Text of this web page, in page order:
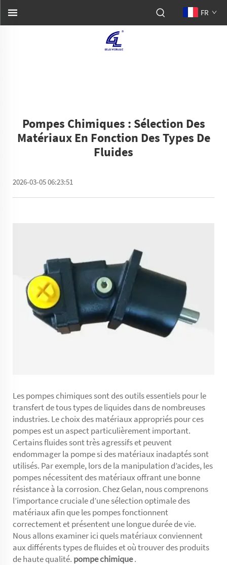
FR
Pompes Chimiques : Sélection Des
Matériaux En Fonction Des Types De
Fluides
2026-03-05 06:23:51
Les pompes chimiques sont des outils essentiels pour le
transfert de tous types de liquides dans de nombreuses
industries. Le choix des matériaux appropriés pour ces
pompes est un aspect particulièrement important.
Certains fluides sont très agressifs et peuvent
endommager la pompe si des matériaux inadaptés sont
utilisés. Par exemple, lors de la manipulation d’acides, les
pompes nécessitent des matériaux offrant une bonne
résistance à la corrosion. Chez Gelan, nous comprenons
l’importance cruciale d’une sélection optimale des
matériaux afin que les pompes fonctionnent
correctement et présentent une longue durée de vie.
Nous allons examiner ici quels matériaux conviennent
aux différents types de fluides et où trouver des produits
de haute qualité. pompe chimique.